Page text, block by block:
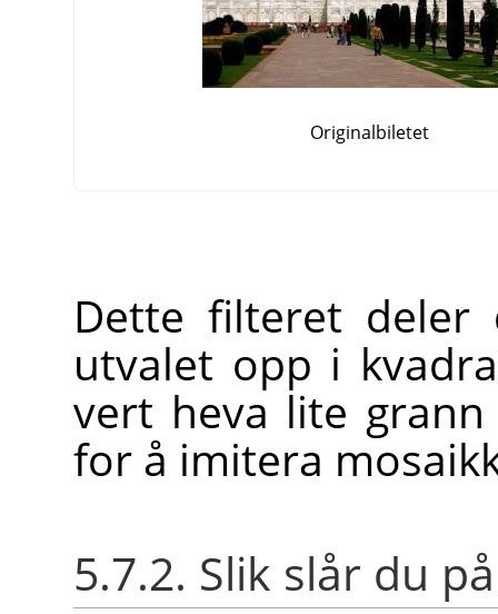
Originalbiletet
Dette filteret deler
utvalet opp i
vert heva lite
for å imitera
5.7.2. Slik slår du